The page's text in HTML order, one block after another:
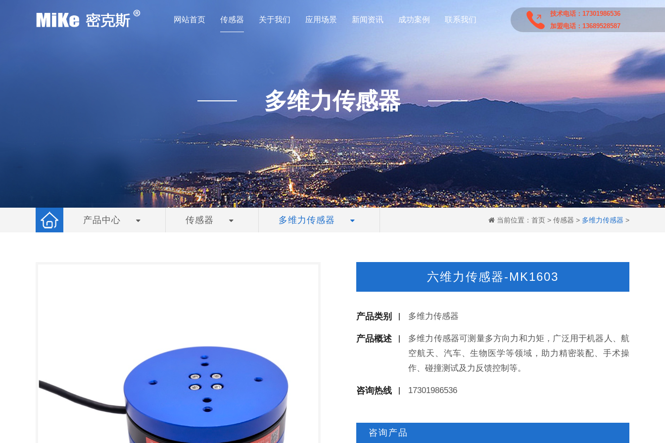
网站首页 传感器 关于我们 应用场景 新闻资讯 成功案例 联系我们
技术电话：17301986536
加盟电话：13689528587
多维力传感器
当前位置： 首页 > 传感器 > 多维力传感器 >
产品中心 传感器 多维力传感器
六维力传感器-MK1603
产品类别 多维力传感器
产品概述
多维力传感器可测量多方向力和力矩，广泛用于机器人、航
空航天、汽车、生物医学等领域，助力精密装配、手术操
作、碰撞测试及力反馈控制等。
咨询热线 17301986536
咨询产品